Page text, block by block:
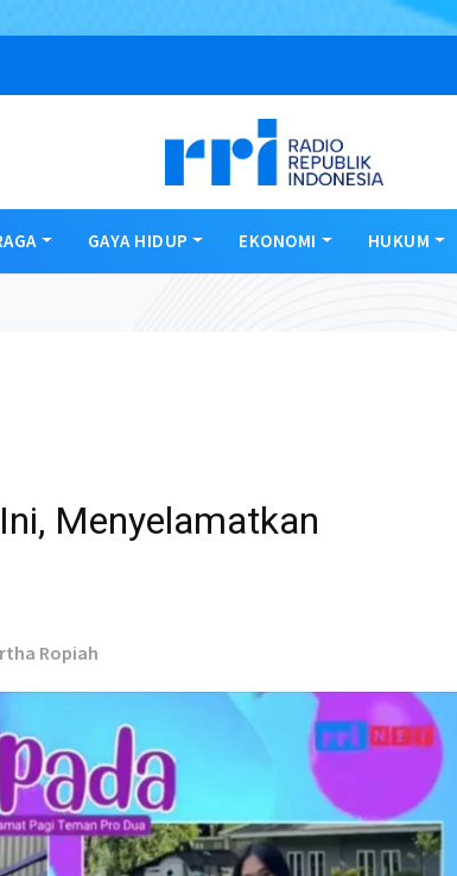
GAYA HIDUP EKONOMI HUKUM
Menyelamatkan
Ropiah